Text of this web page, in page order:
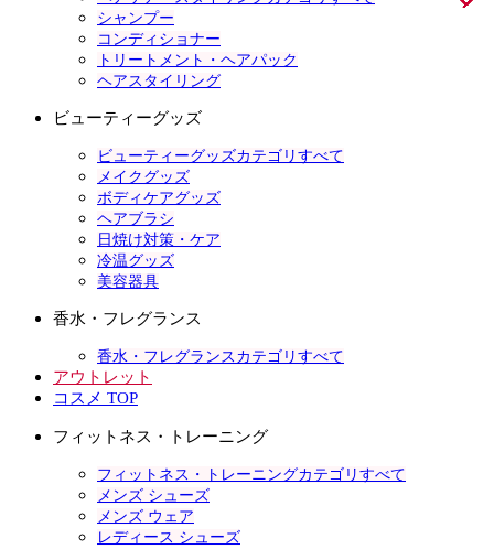
シャンプー
コンディショナー
トリートメント・ヘアパック
ヘアスタイリング
ビューティーグッズ
ビューティーグッズカテゴリすべて
メイクグッズ
ボディケアグッズ
ヘアブラシ
日焼け対策・ケア
冷温グッズ
美容器具
香水・フレグランス
香水・フレグランスカテゴリすべて
アウトレット
コスメ TOP
フィットネス・トレーニング
フィットネス・トレーニングカテゴリすべて
メンズ シューズ
メンズ ウェア
レディース シューズ